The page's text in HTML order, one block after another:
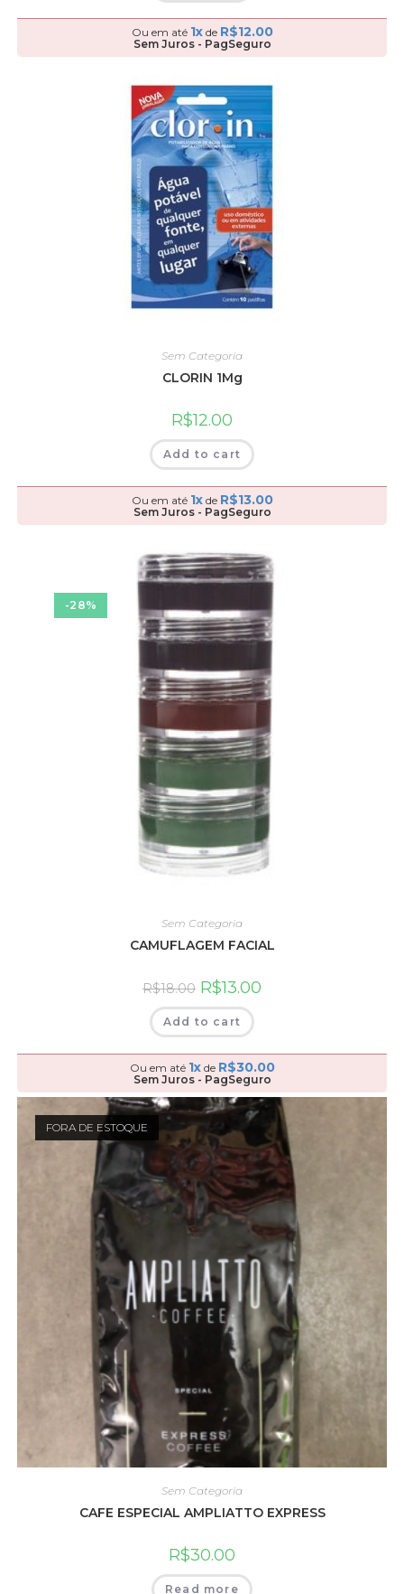
Ou em até 1xde R$12.00
Sem Juros - PagSeguro
Sem Categoria
CLORIN 1Mg
R$12.00
Add to cart
Ou em até 1xde R$13.00
Sem Juros - PagSeguro
-28%
Sem Categoria
CAMUFLAGEM FACIAL
R$18.00 R$13.00
Add to cart
Ou em até 1xde R$30.00
Sem Juros - PagSeguro
FORA DE ESTOQUE
Sem Categoria
CAFE ESPECIAL AMPLIATTO EXPRESS
R$30.00
Read more